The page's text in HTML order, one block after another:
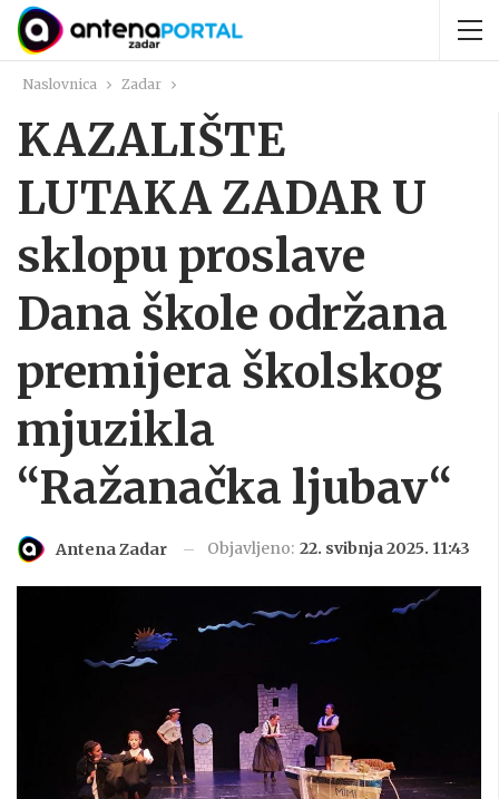
Naslovnica Zadar
KAZALIŠTE
LUTAKA ZADAR U
sklopu proslave
Dana škole održana
premijera školskog
mjuzikla
“Ražanačka ljubav“
Antena Zadar Objavljeno: 22. svibnja 2025. 11:43